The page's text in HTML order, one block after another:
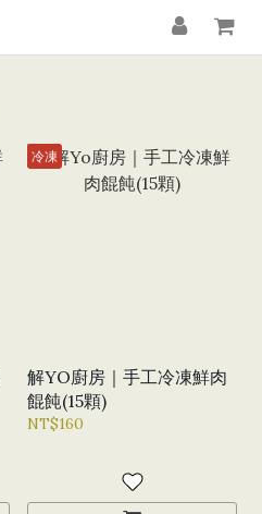
冷凍
解YO廚房｜手工冷凍鮮肉
餛飩(15顆)
NT$160